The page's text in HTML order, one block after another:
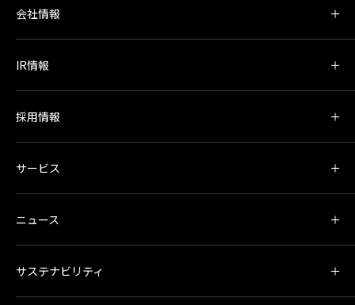
会社情報
IR情報
採用情報
サービス
ニュース
サステナビリティ